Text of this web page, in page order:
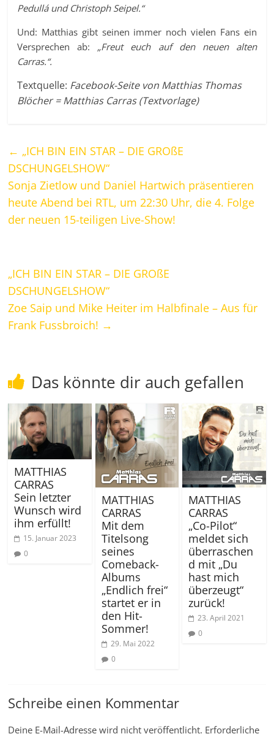
Pedullá und Christoph Seipel.“
Und: Matthias gibt seinen immer noch vielen Fans ein
Versprechen ab: „Freut euch auf den neuen alten
Carras.“.
Textquelle: Facebook-Seite von Matthias Thomas
Blöcher = Matthias Carras (Textvorlage)
← „ICH BIN EIN STAR – DIE GROßE
DSCHUNGELSHOW“
Sonja Zietlow und Daniel Hartwich präsentieren
heute Abend bei RTL, um 22:30 Uhr, die 4. Folge
der neuen 15-teiligen Live-Show!
„ICH BIN EIN STAR – DIE GROßE
DSCHUNGELSHOW“
Zoe Saip und Mike Heiter im Halbfinale – Aus für
Frank Fussbroich! →
Das könnte dir auch gefallen
MATTHIAS
CARRAS
Sein letzter
Wunsch wird
ihm erfüllt!
15. Januar 2023
0
MATTHIAS
CARRAS
Mit dem
Titelsong
seines
Comeback-
Albums
„Endlich frei“
startet er in
den Hit-
Sommer!
29. Mai 2022
0
MATTHIAS
CARRAS
„Co-Pilot“
meldet sich
überraschen
d mit „Du
hast mich
überzeugt“
zurück!
23. April 2021
0
Schreibe einen Kommentar
Deine E-Mail-Adresse wird nicht veröffentlicht. Erforderliche